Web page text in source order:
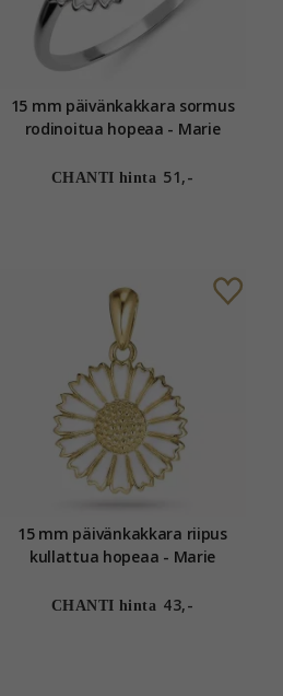
15 mm päivänkakkara sormus
rodinoitua hopeaa - Marie
CHANTI hinta 51,-
15 mm päivänkakkara riipus
kullattua hopeaa - Marie
CHANTI hinta 43,-